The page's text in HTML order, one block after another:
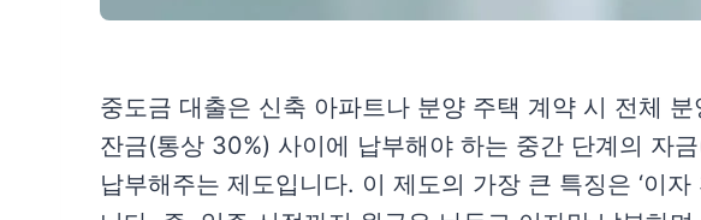
중도금 대출은 신축 아파트나 분양 주택 계약 시 전체
잔금(통상 30%) 사이에 납부해야 하는 중간 단계의 자
납부해주는 제도입니다. 이 제도의 가장 큰 특징은 ‘이자